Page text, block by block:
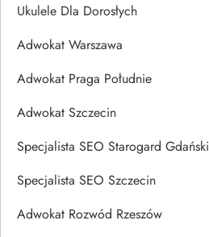
Ukulele Dla Dorosłych
Adwokat Warszawa
Adwokat Praga Południe
Adwokat Szczecin
Specjalista SEO Starogard Gdański
Specjalista SEO Szczecin
Adwokat Rozwód Rzeszów